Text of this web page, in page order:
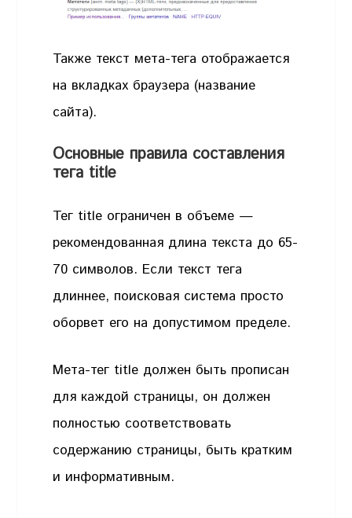
Также текст мета-тега отображается
на вкладках браузера (название
сайта).
Основные правила составления
тега title
Тег title ограничен в объеме —
рекомендованная длина текста до 65-
70 символов. Если текст тега
длиннее, поисковая система просто
оборвет его на допустимом пределе.
Мета-тег title должен быть прописан
для каждой страницы, он должен
полностью соответствовать
содержанию страницы, быть кратким
и информативным.